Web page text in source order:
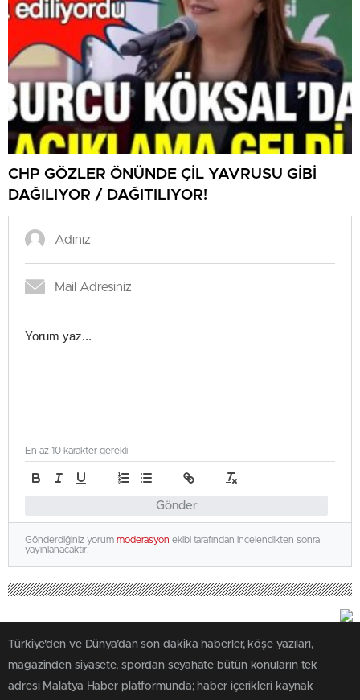
CHP GÖZLER ÖNÜNDE ÇİL YAVRUSU GİBİ
DAĞILIYOR / DAĞITILIYOR!
Gönder
En az 10 karakter gerekli
Gönderdiğiniz yorum moderasyon ekibi tarafından incelendikten sonra
yayınlanacaktır.
Türkiye'den ve Dünya’dan son dakika haberler, köşe yazıları,
magazinden siyasete, spordan seyahate bütün konuların tek
adresi Malatya Haber platformunda; haber içerikleri kaynak